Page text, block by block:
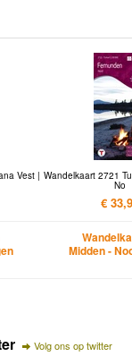
Vest | Wandelkaart 2721
No
€
Midden -
Volg ons op twitter